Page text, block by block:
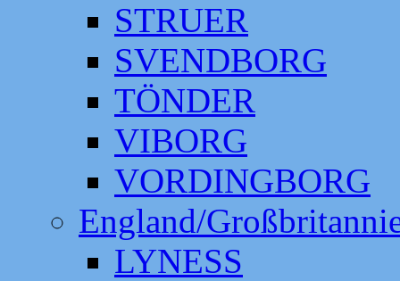
STRUER
SVENDBORG
TÖNDER
VIBORG
VORDINGBORG
England/
LYNESS